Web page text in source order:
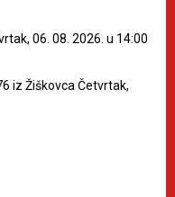
06. 08. 2026. u 14:00
iz Žiškovca Četvrtak,